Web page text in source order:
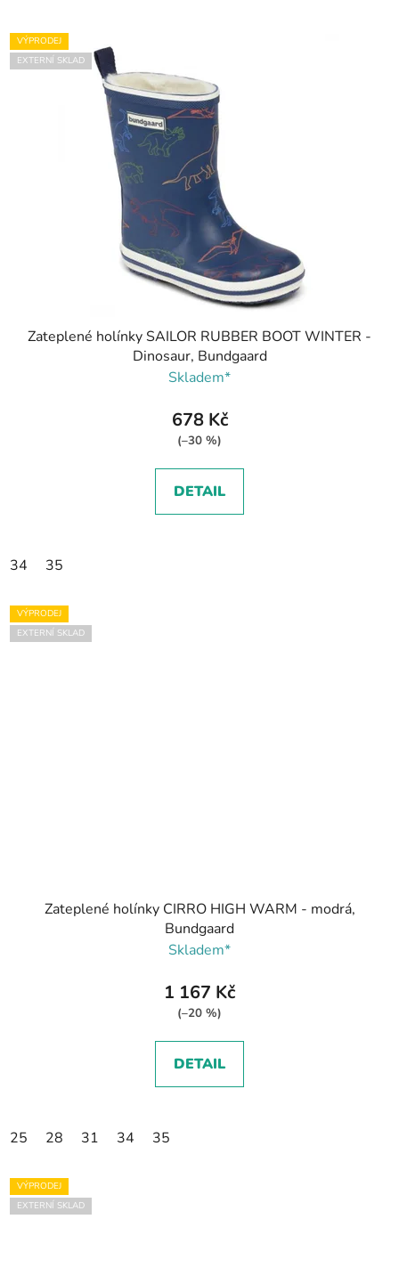
VÝPRODEJ
EXTERNÍ SKLAD
Zateplené holínky SAILOR RUBBER BOOT WINTER -
Dinosaur, Bundgaard
Skladem*
678 Kč
(–30 %)
DETAIL
34 35
VÝPRODEJ
EXTERNÍ SKLAD
Zateplené holínky CIRRO HIGH WARM - modrá,
Bundgaard
Skladem*
1 167 Kč
(–20 %)
DETAIL
25 28 31 34 35
VÝPRODEJ
EXTERNÍ SKLAD